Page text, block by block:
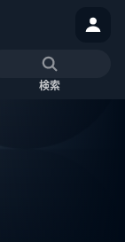
検索